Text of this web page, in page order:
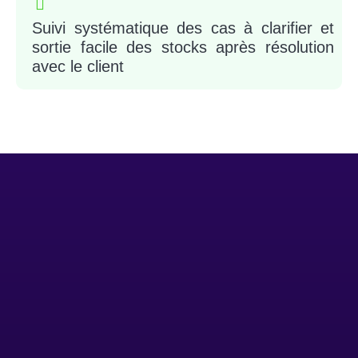
Suivi systématique des cas à clarifier et
sortie facile des stocks après résolution
avec le client